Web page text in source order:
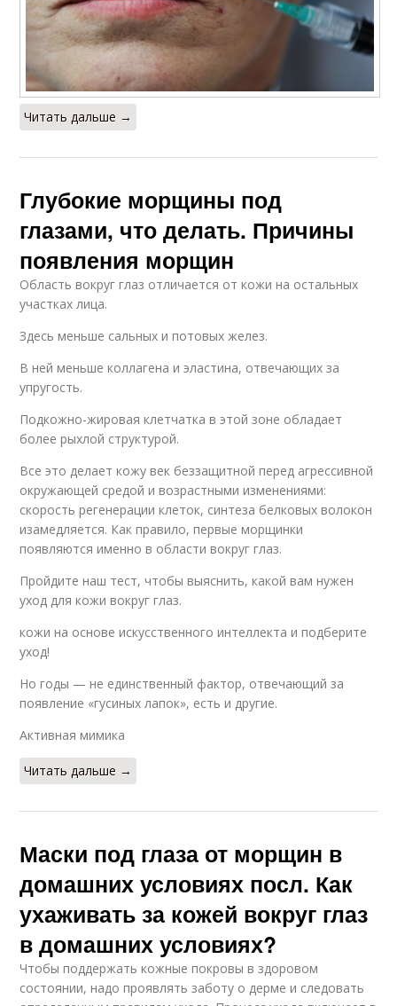
Читать дальше →
Глубокие морщины под
глазами, что делать. Причины
появления морщин
Область вокруг глаз отличается от кожи на остальных
участках лица.
Здесь меньше сальных и потовых желез.
В ней меньше коллагена и эластина, отвечающих за
упругость.
Подкожно-жировая клетчатка в этой зоне обладает
более рыхлой структурой.
Все это делает кожу век беззащитной перед агрессивной
окружающей средой и возрастными изменениями:
скорость регенерации клеток, синтеза белковых волокон
изамедляется. Как правило, первые морщинки
появляются именно в области вокруг глаз.
Пройдите наш тест, чтобы выяснить, какой вам нужен
уход для кожи вокруг глаз.
кожи на основе искусственного интеллекта и подберите
уход!
Но годы — не единственный фактор, отвечающий за
появление «гусиных лапок», есть и другие.
Активная мимика
Читать дальше →
Маски под глаза от морщин в
домашних условиях посл. Как
ухаживать за кожей вокруг глаз
в домашних условиях?
Чтобы поддержать кожные покровы в здоровом
состоянии, надо проявлять заботу о дерме и следовать